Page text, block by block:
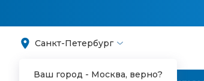
Санкт-Петербург
Ваш город - Москва, верно?